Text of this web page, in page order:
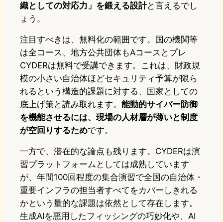
織としての対応力」を鍛える設計と言えるでし
ょう。
注目すべきは、無料化の範囲です。国の機関等
は全コース、地方公共団体もAコースとプレ
CYDERは無料で受講できます。これは、財政規
模の小さい自治体ほどセキュリティ予算が限ら
れるという構造的課題に対する、国家としての
底上げ策と読み取れます。 能動的サイバー防御
を機能させるには、現場の人材層が薄いと制度
が空回りするためです。
一方で、潜在的な論点も残ります。CYDERは演
習プラットフォームとしては成熟しています
が、年間100回程度の集合演習で全国の自治体・
重要インフラの担当者すべてをカバーしきれる
かという量的な課題は依然として存在します。
生成AIを悪用したフィッシングの巧妙化や、AI